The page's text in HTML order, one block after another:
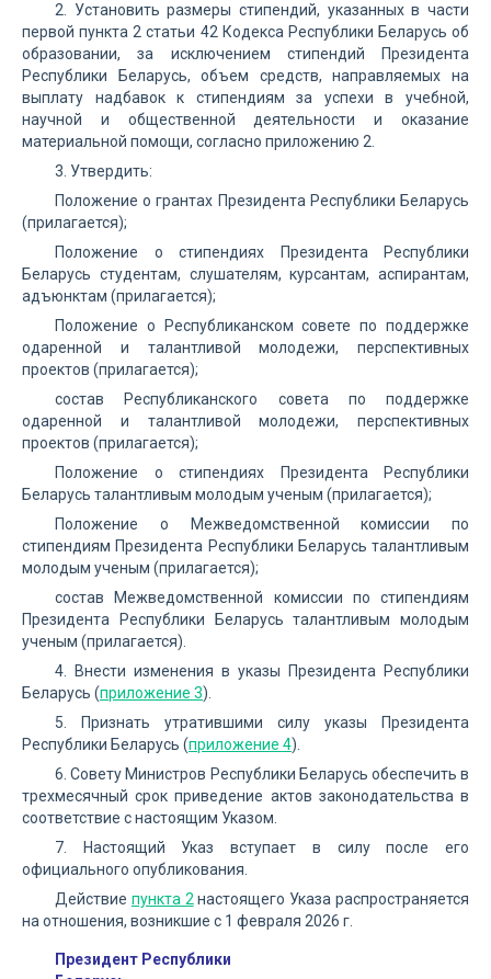
2. Установить размеры стипендий, указанных в части
первой пункта 2 статьи 42 Кодекса Республики Беларусь об
образовании, за исключением стипендий Президента
Республики Беларусь, объем средств, направляемых на
выплату надбавок к стипендиям за успехи в учебной,
научной и общественной деятельности и оказание
материальной помощи, согласно приложению 2.
3. Утвердить:
Положение о грантах Президента Республики Беларусь
(прилагается);
Положение о стипендиях Президента Республики
Беларусь студентам, слушателям, курсантам, аспирантам,
адъюнктам (прилагается);
Положение о Республиканском совете по поддержке
одаренной и талантливой молодежи, перспективных
проектов (прилагается);
состав Республиканского совета по поддержке
одаренной и талантливой молодежи, перспективных
проектов (прилагается);
Положение о стипендиях Президента Республики
Беларусь талантливым молодым ученым (прилагается);
Положение о Межведомственной комиссии по
стипендиям Президента Республики Беларусь талантливым
молодым ученым (прилагается);
состав Межведомственной комиссии по стипендиям
Президента Республики Беларусь талантливым молодым
ученым (прилагается).
4. Внести изменения в указы Президента Республики
Беларусь (приложение 3).
5. Признать утратившими силу указы Президента
Республики Беларусь (приложение 4).
6. Совету Министров Республики Беларусь обеспечить в
трехмесячный срок приведение актов законодательства в
соответствие с настоящим Указом.
7. Настоящий Указ вступает в силу после его
официального опубликования.
Действие пункта 2 настоящего Указа распространяется
на отношения, возникшие с 1 февраля 2026 г.
Президент Республики